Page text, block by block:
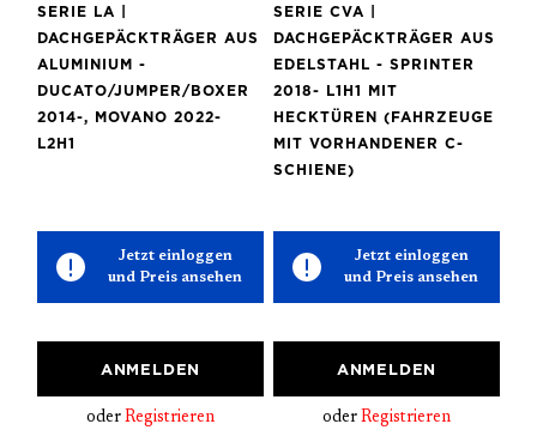
SERIE LA |
DACHGEPÄCKTRÄGER AUS
ALUMINIUM -
DUCATO/JUMPER/BOXER
2014-, MOVANO 2022-
L2H1
Jetzt einloggen
und Preis ansehen
ANMELDEN
oder Registrieren
SERIE CVA |
DACHGEPÄCKTRÄGER AUS
EDELSTAHL - SPRINTER
2018- L1H1 MIT
HECKTÜREN (FAHRZEUGE
MIT VORHANDENER C-
SCHIENE)
Jetzt einloggen
und Preis ansehen
ANMELDEN
oder Registrieren